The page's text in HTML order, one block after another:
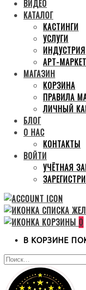
ВИДЕО
КАТАЛОГ
КАСТИНГИ
УСЛУГИ
ИНДУСТРИЯ
АРТ-МАРКЕТ
МАГАЗИН
КОРЗИНА
ПРАВИЛА
ЛИЧНЫЙ
БЛОГ
О НАС
КОНТАКТЫ
ВОЙТИ
УЧЁТНАЯ
0
В КОРЗИНЕ